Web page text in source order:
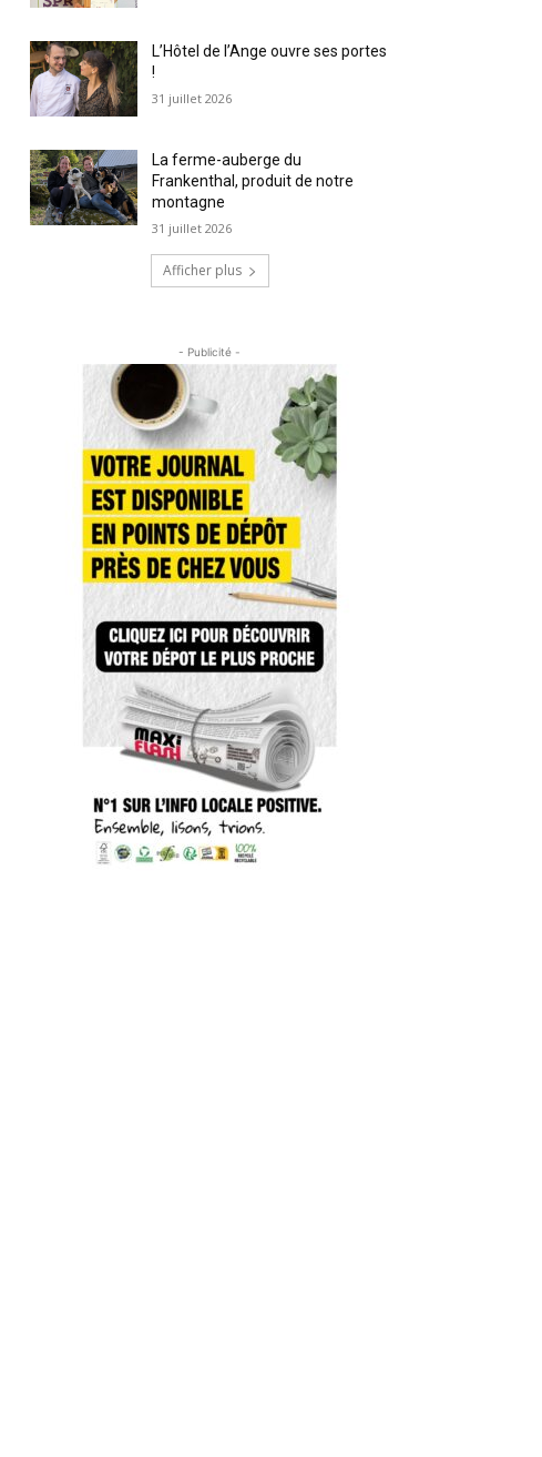
L’Hôtel de l’Ange ouvre ses portes
!
31 juillet 2026
La ferme-auberge du
Frankenthal, produit de notre
montagne
31 juillet 2026
Afficher plus
- Publicité -